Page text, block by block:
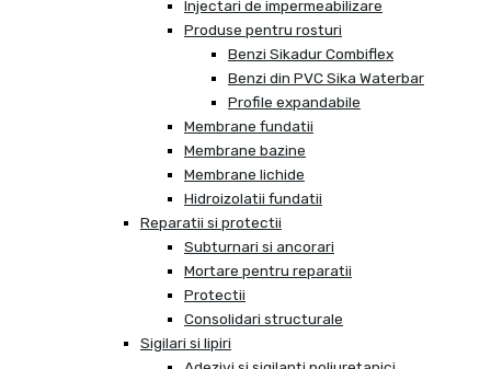
Injectari de impermeabilizare
Produse pentru rosturi
Benzi Sikadur Combiflex
Benzi din PVC Sika Waterbar
Profile expandabile
Membrane fundatii
Membrane bazine
Membrane lichide
Hidroizolatii fundatii
Reparatii si protectii
Subturnari si ancorari
Mortare pentru reparatii
Protectii
Consolidari structurale
Sigilari si lipiri